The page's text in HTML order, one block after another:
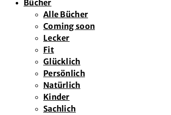
Bücher
Alle Bücher
Coming soon
Lecker
Fit
Glücklich
Persönlich
Natürlich
Kinder
Sachlich